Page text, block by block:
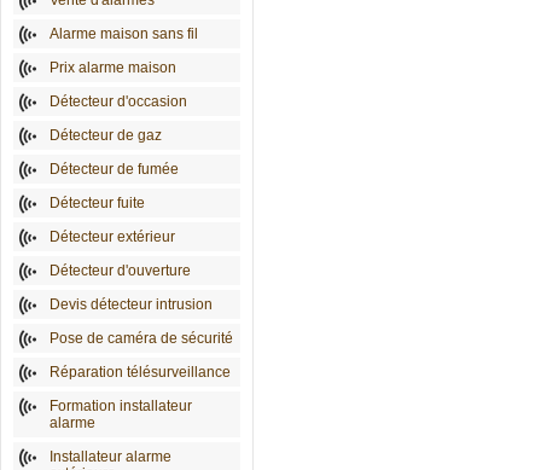
Alarme maison sans fil
Prix alarme maison
Détecteur d'occasion
Détecteur de gaz
Détecteur de fumée
Détecteur fuite
Détecteur extérieur
Détecteur d'ouverture
Devis détecteur intrusion
Pose de caméra de sécurité
Réparation télésurveillance
Formation installateur
alarme
Installateur alarme